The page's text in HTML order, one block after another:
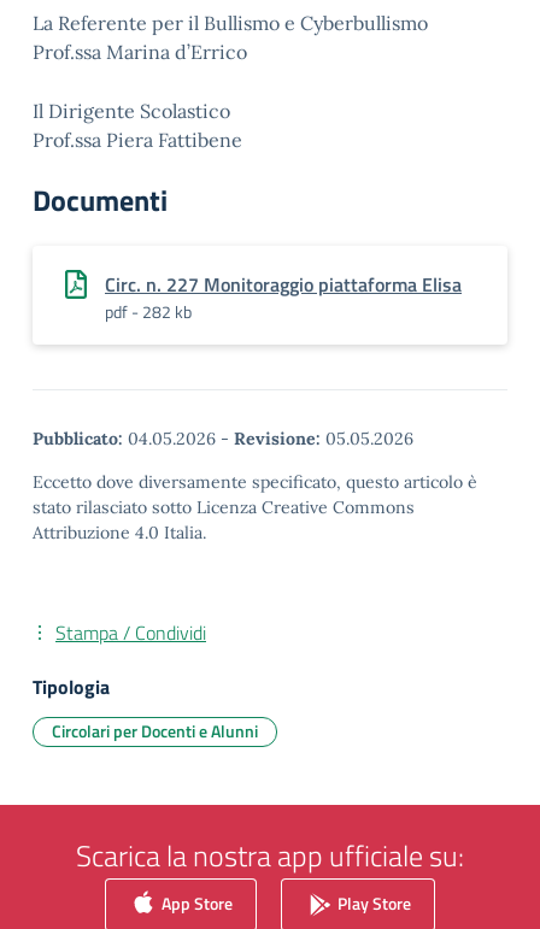
La Referente per il Bullismo e Cyberbullismo
Prof.ssa Marina d’Errico
Il Dirigente Scolastico
Prof.ssa Piera Fattibene
Documenti
Circ. n. 227 Monitoraggio piattaforma Elisa
pdf - 282 kb
Pubblicato: 04.05.2026 - Revisione: 05.05.2026
Eccetto dove diversamente specificato, questo articolo è
stato rilasciato sotto Licenza Creative Commons
Attribuzione 4.0 Italia.
Stampa / Condividi
Tipologia
Circolari per Docenti e Alunni
Scarica la nostra app ufficiale su:
App Store Play Store